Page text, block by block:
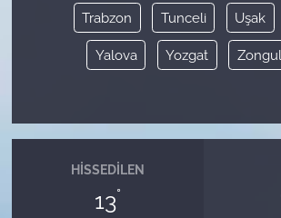
Trabzon Tunceli Uşak
Yalova Yozgat
HISSEDILEN
13°